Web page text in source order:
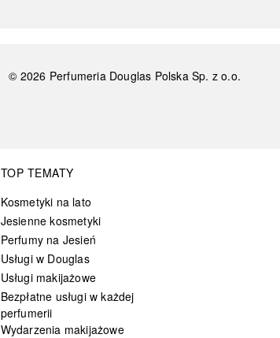
© 2026 Perfumeria Douglas Polska Sp. z o.o.
TOP TEMATY
Kosmetyki na lato
Jesienne kosmetyki
Perfumy na Jesień
Usługi w Douglas
Usługi makijażowe
Bezpłatne usługi w każdej
perfumerii
Wydarzenia makijażowe